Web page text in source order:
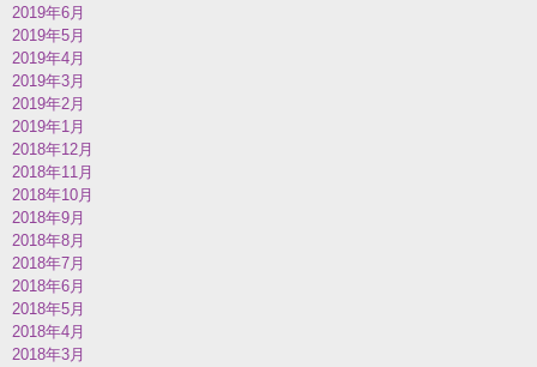
2019年6月
2019年5月
2019年4月
2019年3月
2019年2月
2019年1月
2018年12月
2018年11月
2018年10月
2018年9月
2018年8月
2018年7月
2018年6月
2018年5月
2018年4月
2018年3月